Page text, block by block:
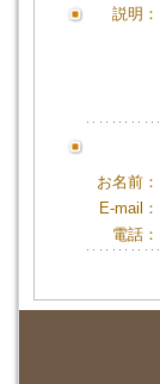
説明：
お名前：
E-mail：
電話：